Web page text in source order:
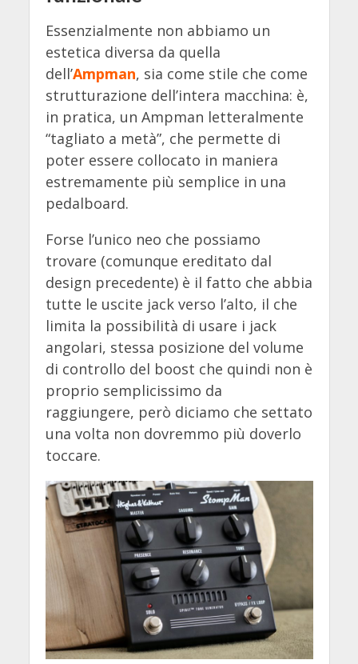
Essenzialmente non abbiamo un
estetica diversa da quella
dell’Ampman, sia come stile che come
strutturazione dell’intera macchina: è,
in pratica, un Ampman letteralmente
“tagliato a metà”, che permette di
poter essere collocato in maniera
estremamente più semplice in una
pedalboard.
Forse l’unico neo che possiamo
trovare (comunque ereditato dal
design precedente) è il fatto che abbia
tutte le uscite jack verso l’alto, il che
limita la possibilità di usare i jack
angolari, stessa posizione del volume
di controllo del boost che quindi non è
proprio semplicissimo da
raggiungere, però diciamo che settato
una volta non dovremmo più doverlo
toccare.